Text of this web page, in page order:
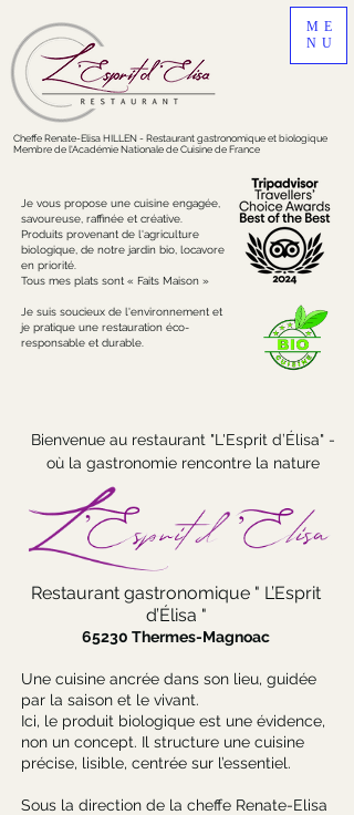
Cheffe Renate-Elisa HILLEN - Restaurant gastronomique et biologique
Membre de l'Académie Nationale de Cuisine de France
Je vous propose une cuisine engagée,
savoureuse, raffinée et créative.
Produits provenant de l'agriculture
biologique, de notre jardin bio, locavore
en priorité.
Tous mes plats sont « Faits Maison »
Je suis soucieux de l'environnement et
je pratique une restauration éco-
responsable et durable.
ME
NU
Bienvenue au restaurant "L'Esprit d’Élisa" -
où la gastronomie rencontre la nature
Restaurant gastronomique " L’Esprit
d’Élisa "
65230 Thermes-Magnoac
Une cuisine ancrée dans son lieu, guidée
par la saison et le vivant.
Ici, le produit biologique est une évidence,
non un concept. Il structure une cuisine
précise, lisible, centrée sur l’essentiel.
Sous la direction de la cheffe Renate-Elisa